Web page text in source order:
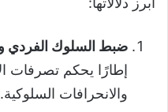
ضبط السلوك الفردي
إطارًا يحكم تصرفات
والانحرافات السلوكية.